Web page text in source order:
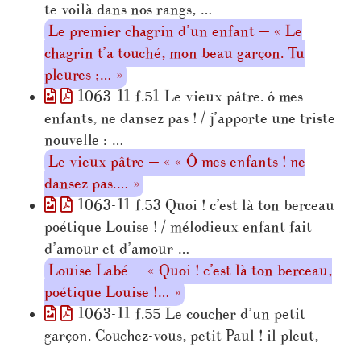
te voilà dans nos rangs, …
Le premier chagrin d’un enfant — « Le
chagrin t’a touché, mon beau garçon. Tu
pleures ;… »
1063-11 f.51 Le vieux pâtre. ô mes
enfants, ne dansez pas ! / j’apporte une triste
nouvelle : …
Le vieux pâtre — « « Ô mes enfants ! ne
dansez pas.… »
1063-11 f.53 Quoi ! c’est là ton berceau
poétique Louise ! / mélodieux enfant fait
d’amour et d’amour …
Louise Labé — « Quoi ! c’est là ton berceau,
poétique Louise !… »
1063-11 f.55 Le coucher d’un petit
garçon. Couchez-vous, petit Paul ! il pleut,